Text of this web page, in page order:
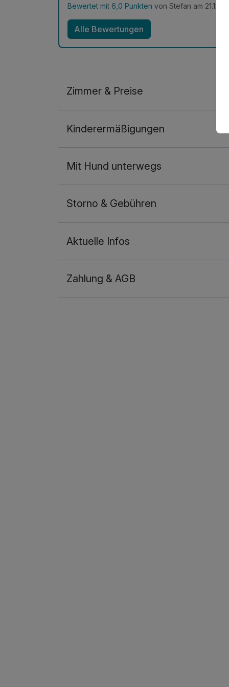
Bewertet mit 6,0 Punkten von Stefan am
Alle Bewertungen
Zimmer & Preise
2 Erwachsene
Kinderermäßigungen
Mit Hund unterwegs
Storno & Gebühren
Aktuelle Infos
Zahlung & AGB